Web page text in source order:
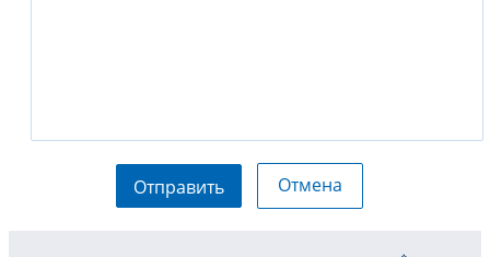
Отправить Отмена